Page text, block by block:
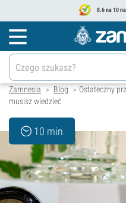
8.6 na 10
Zamnesia > Blog > Ostateczny
musisz wiedzieć
10 min